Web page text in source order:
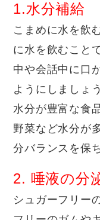
1.水分補給
こまめに水を飲
に水を飲むこと
中や会話中に口
ようにしましょう
水分が豊富な食
野菜など水分が
分バランスを保
2. 唾液の分
シュガーフリー